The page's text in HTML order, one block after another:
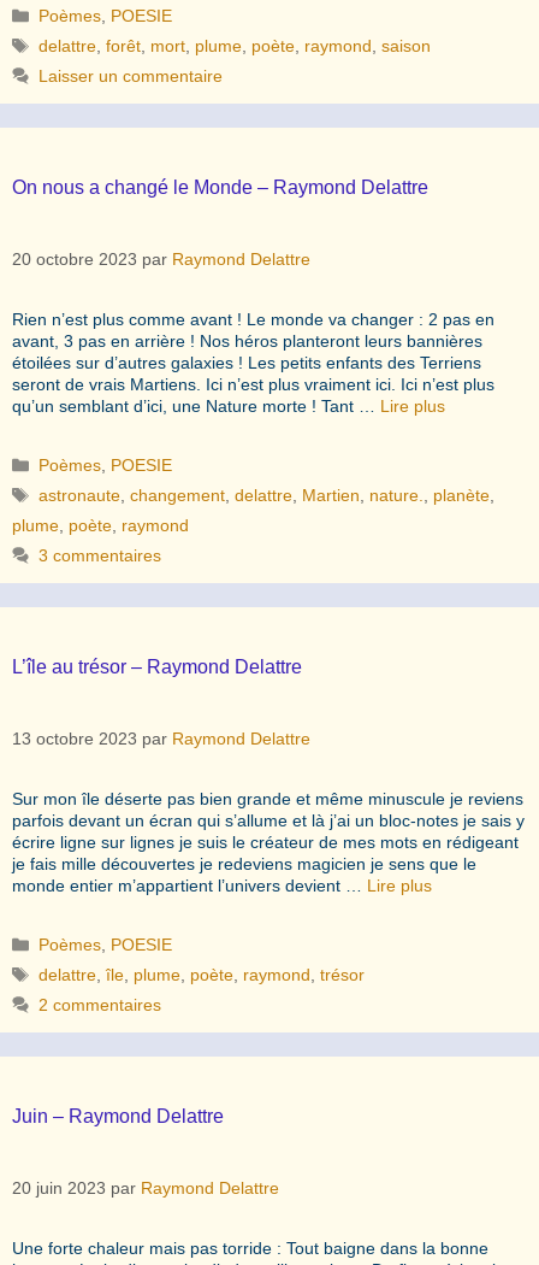
Catégories
Poèmes POESIE
Étiquettes
delattre ,forêt mort plume poète raymond ,saison
Laisser un commentaire
On nous a changé le Monde – Raymond Delattre
20 octobre 2023 par Raymond Delattre
Rien n’est plus comme avant ! Le monde va changer : 2 pas en
avant, 3 pas en arrière ! Nos héros planteront leurs bannières
étoilées sur d’autres galaxies ! Les petits enfants des Terriens
seront de vrais Martiens. Ici n’est plus vraiment ici. Ici n’est plus
qu’un semblant d’ici, une Nature morte ! Tant … Lire plus
Catégories
Poèmes POESIE
Étiquettes
astronaute ,changement ,delattre Martien nature. planète
plume poète raymond
3 commentaires
L’île au trésor – Raymond Delattre
13 octobre 2023 par Raymond Delattre
Sur mon île déserte pas bien grande et même minuscule je reviens
parfois devant un écran qui s’allume et là j’ai un bloc-notes je sais y
écrire ligne sur lignes je suis le créateur de mes mots en rédigeant
je fais mille découvertes je redeviens magicien je sens que le
monde entier m’appartient l’univers devient … Lire plus
Catégories
Poèmes POESIE
Étiquettes
delattre ,île plume poète raymond ,trésor
2 commentaires
Juin – Raymond Delattre
20 juin 2023 par Raymond Delattre
Une forte chaleur mais pas torride : Tout baigne dans la bonne